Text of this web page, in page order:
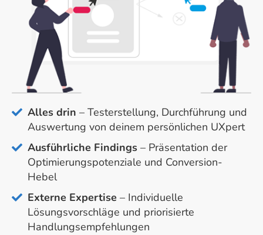
Alles drin – Testerstellung, Durchführung und
Auswertung von deinem persönlichen UXpert
Ausführliche Findings – Präsentation der
Optimierungspotenziale und Conversion-
Hebel
Externe Expertise – Individuelle
Lösungsvorschläge und priorisierte
Handlungsempfehlungen